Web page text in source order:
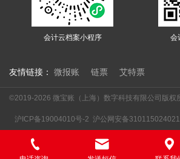
会计云档案小程序 会
友情链接： 微报账 链票 艾特票
©2019-2026 微宝账（上海）数字科技有限公司版权
沪ICP备19004010号-2 沪公网安备
  